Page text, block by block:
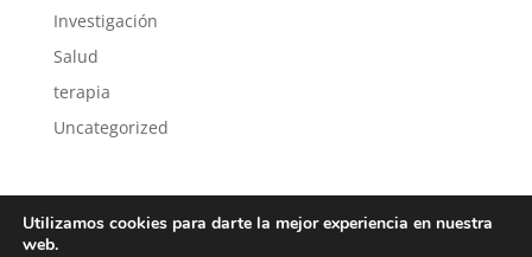
Investigación
Salud
terapia
Uncategorized
Utilizamos cookies para darte la mejor experiencia en nuestra
web.